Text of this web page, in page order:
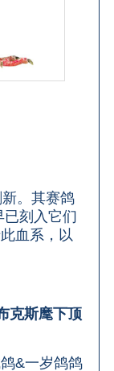
。其赛鸽
已刻入它们
血系，以
克斯麾下顶
&一岁鸽鸽